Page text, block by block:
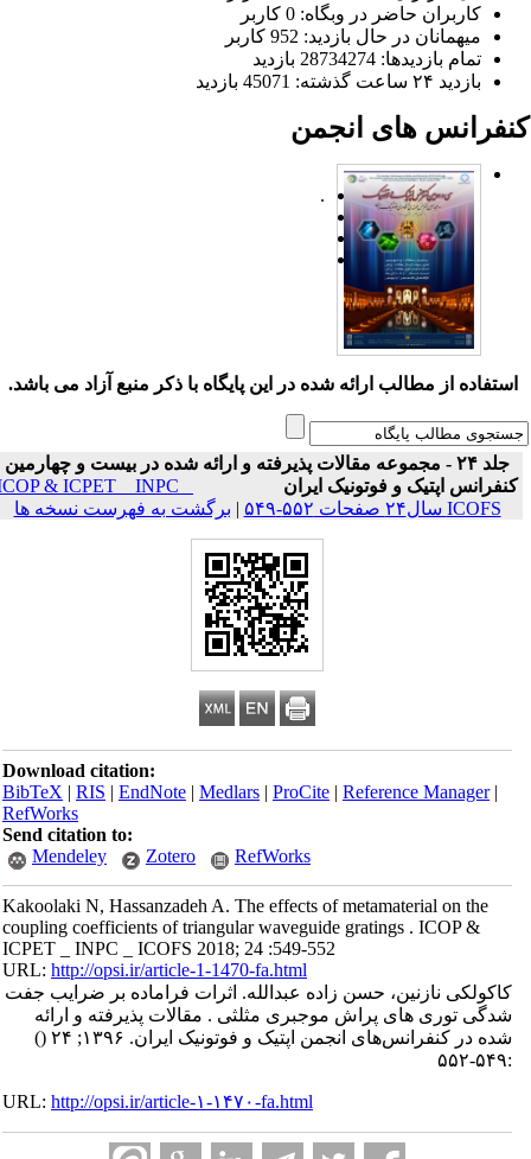
کاربران حاضر در وبگاه: 0 کاربر
میهمانان در حال بازدید: 952 کاربر
تمام بازدید‌ها: 28734274 بازدید
بازدید ۲۴ ساعت گذشته: 45071 بازدید
های انجمن
.
استفاده از مطالب ارائه شده در این پایگاه با ذکر منبع آزاد می باشد.
جلد ۲۴ - مجموعه مقالات پذیرفته و ارائه شده در بیست و چهارمین
کنفرانس اپتیک و فوتونیک ایران
ICOP & ICPET _ INPC _
ICOFS سال۲۴ صفحات ۵۵۲-۵۴۹
|برگشت به فهرست نسخه ها
Download citation:
BibTeX|RIS|EndNote|Medlars|ProCite|Reference Manager
RefWorks
Send citation to:
Mendeley
Zotero RefWorks
Kakoolaki N, Hassanzadeh A. The effects of metamaterial on the
coupling coefficients of triangular waveguide gratings . ICOP &
ICPET _ INPC _ ICOFS 2018; 24 :549-552
URL:http://opsi.ir/article-1-1470-fa.html
کاکولکی نازنین، حسن زاده عبدالله. اثرات فراماده بر ضرایب جفت
شدگی توری های پراش موجبری مثلثی . مقالات پذیرفته و ارائه
شده در کنفرانس‌های انجمن اپتیک و فوتونیک ایران. ۱۳۹۶; ۲۴
()
URL:http://opsi.ir/article-۱-۱۴۷۰-fa.html